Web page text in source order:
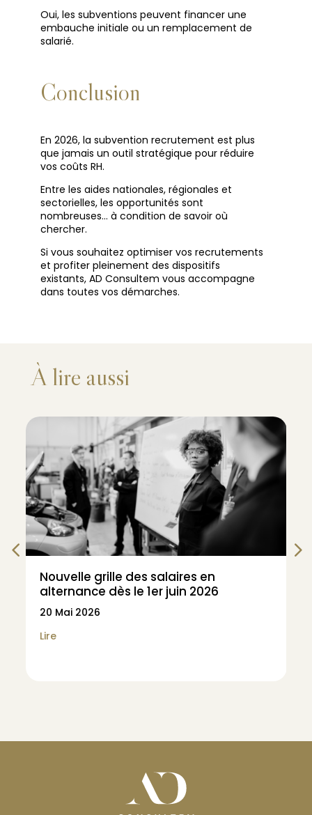
Oui, les subventions peuvent financer une
embauche initiale ou un remplacement de
salarié.
Conclusion
En 2026, la subvention recrutement est plus
que jamais un outil stratégique pour réduire
vos coûts RH.
Entre les aides nationales, régionales et
sectorielles, les opportunités sont
nombreuses… à condition de savoir où
chercher.
Si vous souhaitez optimiser vos recrutements
et profiter pleinement des dispositifs
existants, AD Consultem vous accompagne
dans toutes vos démarches.
À lire aussi
Nouvelle grille des salaires en
alternance dès le 1er juin 2026
20 Mai 2026
Lire